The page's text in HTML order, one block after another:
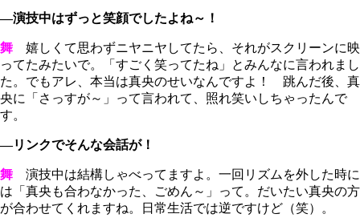
―演技中はずっと笑顔でしたよね～！
舞 嬉しくて思わずニヤニヤしてたら、それがスクリーンに映
ってたみたいで。「すごく笑ってたね」とみんなに言われまし
た。でもアレ、本当は真央のせいなんですよ！ 跳んだ後、真
央に「さっすが～」って言われて、照れ笑いしちゃったんで
す。
―リンクでそんな会話が！
舞 演技中は結構しゃべってますよ。一回リズムを外した時に
は「真央も合わなかった、ごめん～」って。だいたい真央の方
が合わせてくれますね。日常生活では逆ですけど（笑）。